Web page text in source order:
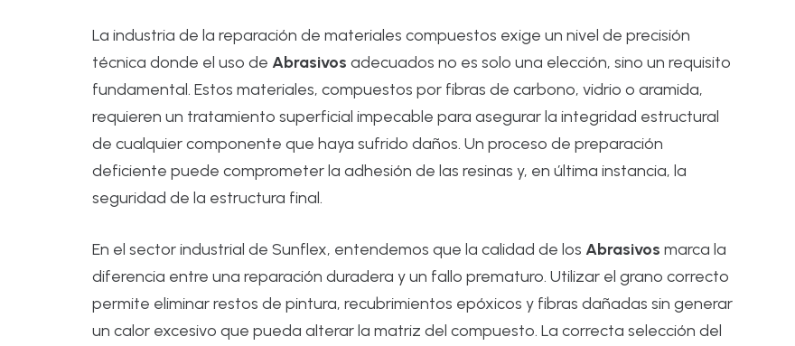
La industria de la reparación de materiales compuestos exige un nivel de precisión
técnica donde el uso de Abrasivos adecuados no es solo una elección, sino un requisito
fundamental. Estos materiales, compuestos por fibras de carbono, vidrio o aramida,
requieren un tratamiento superficial impecable para asegurar la integridad estructural
de cualquier componente que haya sufrido daños. Un proceso de preparación
deficiente puede comprometer la adhesión de las resinas y, en última instancia, la
seguridad de la estructura final.
En el sector industrial de Sunflex, entendemos que la calidad de los Abrasivos marca la
diferencia entre una reparación duradera y un fallo prematuro. Utilizar el grano correcto
permite eliminar restos de pintura, recubrimientos epóxicos y fibras dañadas sin generar
un calor excesivo que pueda alterar la matriz del compuesto. La correcta selección del